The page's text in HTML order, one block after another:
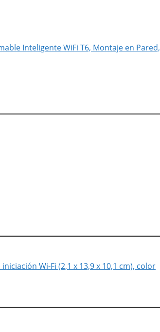
Inteligente WiFi T6, Montaje en Pared,
Wi-Fi (2,1 x 13,9 x 10,1 cm), color